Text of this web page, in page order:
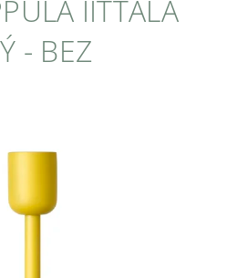
IITTALA
- BEZ